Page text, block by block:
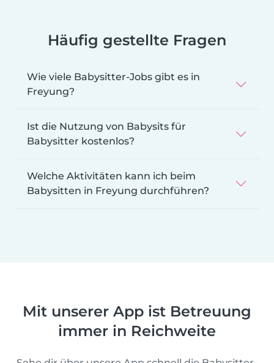
Häufig gestellte Fragen
Wie viele Babysitter-Jobs gibt es in
Freyung?
Ist die Nutzung von Babysits für
Babysitter kostenlos?
Welche Aktivitäten kann ich beim
Babysitten in Freyung durchführen?
Mit unserer App ist Betreuung
immer in Reichweite